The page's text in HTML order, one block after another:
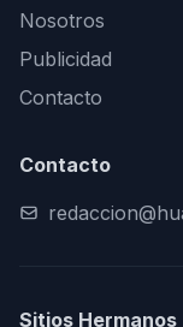
Nosotros
Publicidad
Contacto
Contacto
Sitios Hermanos